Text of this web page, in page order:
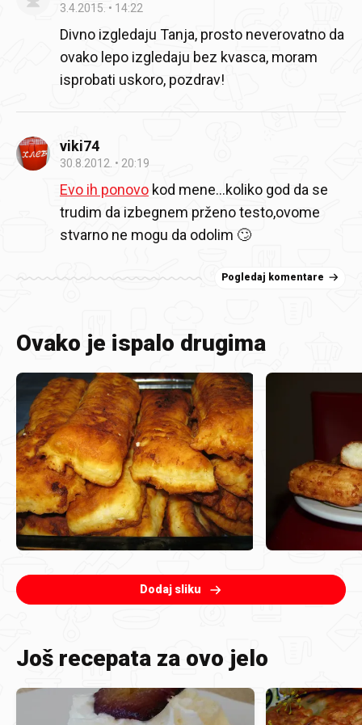
3.4.2015. 14:22
Divno izgledaju Tanja, prosto neverovatno da
ovako lepo izgledaju bez kvasca, moram
isprobati uskoro, pozdrav!
viki74
30.8.2012. 20:19
Evo ih ponovo kod mene...koliko god da se
trudim da izbegnem prženo testo,ovome
stvarno ne mogu da odolim 🙄
Pogledaj komentare
Ovako je ispalo drugima
Dodaj sliku
Još recepata za ovo jelo